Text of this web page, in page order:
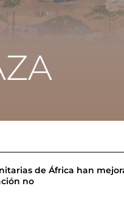
de África han
no